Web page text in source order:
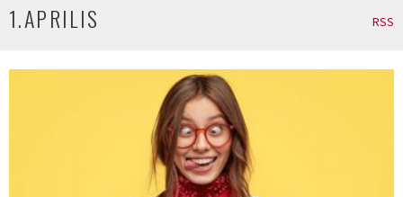
1.APRILIS RSS